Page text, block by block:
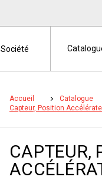
Accueil Catalogue
Capteur, Position
CAPTEUR,
Société